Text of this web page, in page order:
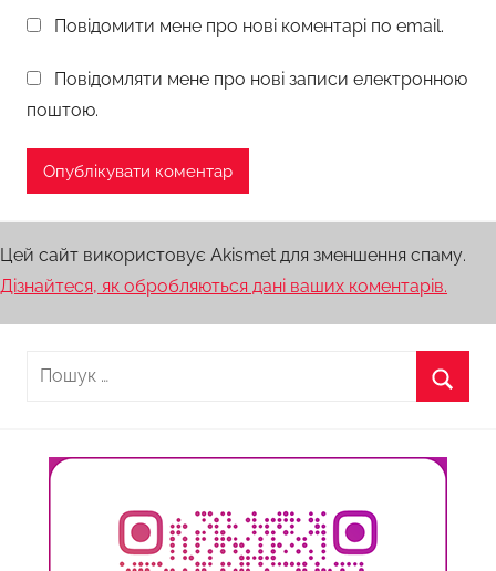
Повідомити мене про нові коментарі по email.
Повідомляти мене про нові записи електронною
поштою.
Цей сайт використовує Akismet для зменшення спаму.
Дізнайтеся, як обробляються дані ваших коментарів.
Пошук: